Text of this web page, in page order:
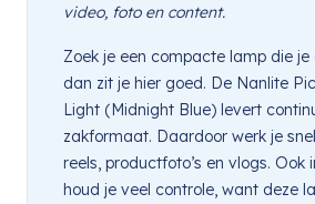
video, foto en content.
Zoek je een compacte lamp die
dan zit je hier goed. De Nanlite
Light (Midnight Blue) levert
zakformaat. Daardoor werk je
reels, productfoto’s en vlogs. Ook
houd je veel controle, want deze